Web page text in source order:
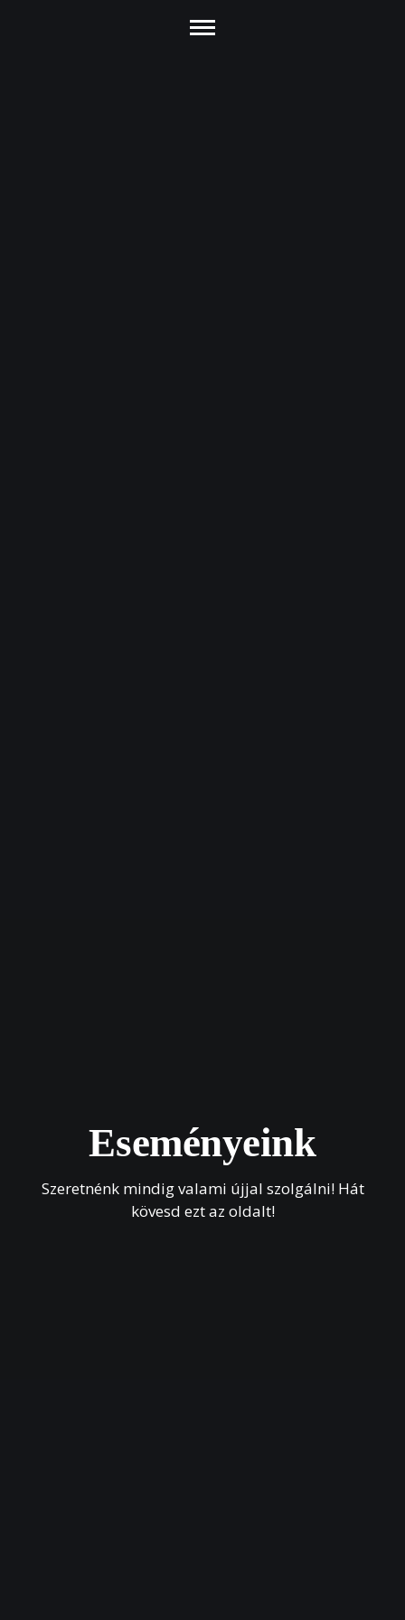
Eseményeink
Szeretnénk mindig valami újjal szolgálni! Hát
kövesd ezt az oldalt!